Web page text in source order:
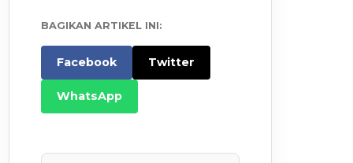
BAGIKAN ARTIKEL INI:
Facebook Twitter
WhatsApp